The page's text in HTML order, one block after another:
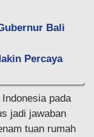
Bali
Percaya
pada
jadi jawaban
tuan rumah